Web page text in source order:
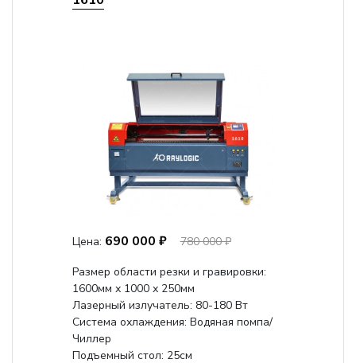
Цена: 690 000 ₽
780 000 ₽
Размер области резки и гравировки:
1600мм х 1000 х 250мм
Лазерный излучатель: 80-180 Вт
Система охлаждения: Водяная помпа/
Чиллер
Подъемный стол: 25см